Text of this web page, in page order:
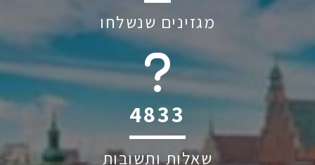
מגזינים שנשלחו
6045
שאלות ותשובות